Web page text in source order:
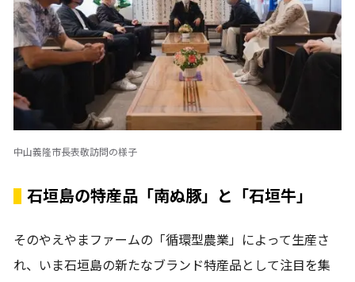
中山義隆市長表敬訪問の様子
石垣島の特産品「南ぬ豚」と「石垣牛」
そのやえやまファームの「循環型農業」によって生産さ
れ、いま石垣島の新たなブランド特産品として注目を集